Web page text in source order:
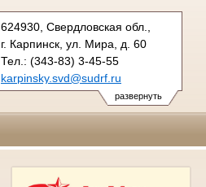
развернуть
624930, Свердловская обл.,
г. Карпинск, ул. Мира, д. 60
Тел.: (343-83) 3-45-55
karpinsky.svd@sudrf.ru